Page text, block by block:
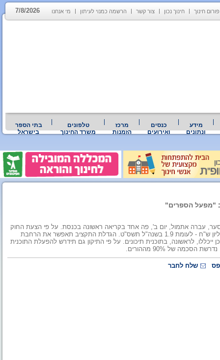
פורום חינוך חינוך נכון צור קשר הרשמה כמנוי לעיתון מי אנחנו 7/8/2026
מידע
ונתונים
כנסים
ואירועים
מרכז
הזמנות
טלפונים
משרד החינוך
בתי הספר
בישראל
"מפעל הספרים"
סער, עברה אתמול, יום ב', פה אחד בקריאה ראשונה בכנסת. על פי הצעת החוק
ישולש תקציב מפעל השאלת ספרי לימוד ויעמוד בתשע"א, על 5.5 מיליון ש"ח - לעומת 1.9 בשנה"ל תשס"ט. הגדלת התקציב תאפשר את הרחבת
לראשונה, בתוכנית תיכונים. על פי התיקון גם תידרש להפעלת התוכנית
שלח לחבר